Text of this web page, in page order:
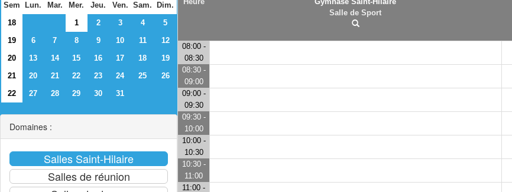
Sem Lun. Mar. Mer. Jeu. Ven. Sam. Dim.
18
1 2 3 4
5
19
6 7 8 9 10 11
12
20
13 14 15 16 17 18
19
21
20 21 22 23 24 25
26
22
27 28 29 30 31
Domaines :
Salle de Sport
08:00 -
08:30
08:30 -
09:00
09:00 -
09:30
09:30 -
10:00
10:00 -
10:30
10:30 -
11:00
11:00 -